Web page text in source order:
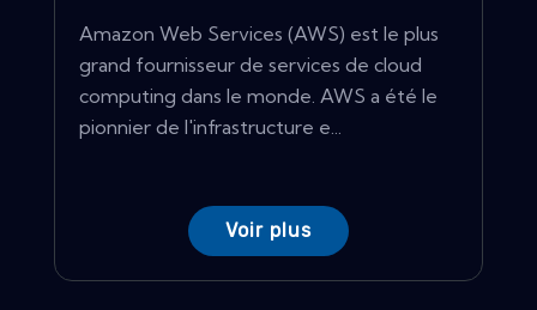
Amazon Web Services (AWS) est le plus
grand fournisseur de services de cloud
computing dans le monde. AWS a été le
pionnier de l'infrastructure e...
Voir plus